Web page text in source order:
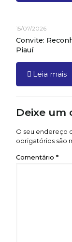
15/07/2026
Convite:
Piauí
Leia mais
Deixe um
O seu endereço
obrigatórios são
Comentário *